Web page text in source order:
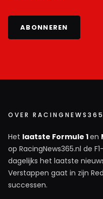
ABONNEREN
OVER RACINGNEWS365
Het laatste Formule 1en
op RacingNews365.nl de
dagelijks het laatste
Verstappen gaat in zijn
successen.